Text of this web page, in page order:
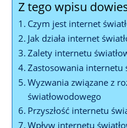
Z tego wpisu
Czym jest internet
Jak działa internet
Zalety internetu
Zastosowania internetu
Wyzwania związane z
światłowodowego
Przyszłość internetu
Wpływ internetu